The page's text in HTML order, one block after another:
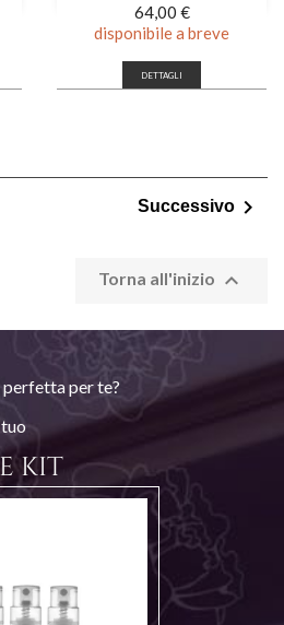
Prezzo
64,00 €
disponibile a breve
DETTAGLI
Successivo 
Torna all'inizio 
per te?
KIT